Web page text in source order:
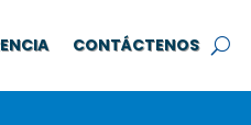
CONTÁCTENOS